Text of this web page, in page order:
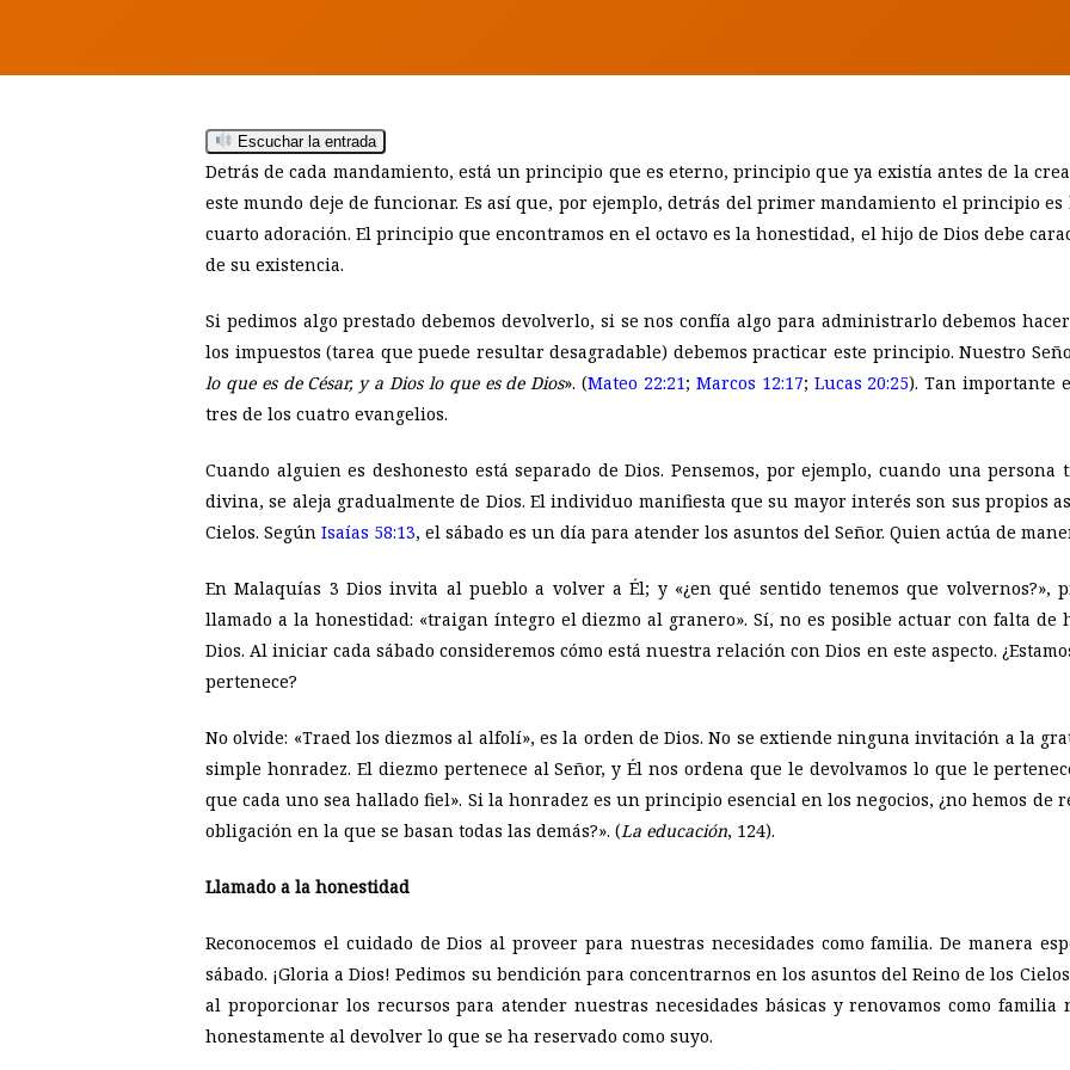
Hit enter to search or ESC to close
Escuchar la entrada
Detrás de cada mandamiento, está un principio que es eterno, principio que ya existía antes de la
este mundo deje de funcionar. Es así que, por ejemplo, detrás del primer mandamiento el principio
cuarto adoración. El principio que encontramos en el octavo es la honestidad, el hijo de Dios debe
de su existencia.
Si pedimos algo prestado debemos devolverlo, si se nos confía algo para administrarlo debemos
los impuestos (tarea que puede resultar desagradable) debemos practicar este principio. Nuestro
lo que es de César, y a Dios lo que es de Dios». (Mateo 22:21; Marcos 12:17; Lucas 20:25). Tan importante
tres de los cuatro evangelios.
Cuando alguien es deshonesto está separado de Dios. Pensemos, por ejemplo, cuando una
divina, se aleja gradualmente de Dios. El individuo manifiesta que su mayor interés son sus propios
Cielos. Según Isaías 58:13, el sábado es un día para atender los asuntos del Señor. Quien actúa de
En Malaquías 3 Dios invita al pueblo a volver a Él; y «¿en qué sentido tenemos que volvernos?»,
llamado a la honestidad: «traigan íntegro el diezmo al granero». Sí, no es posible actuar con falta de
Dios. Al iniciar cada sábado consideremos cómo está nuestra relación con Dios en este aspecto.
pertenece?
No olvide: «Traed los diezmos al alfolí», es la orden de Dios. No se extiende ninguna invitación a la
simple honradez. El diezmo pertenece al Señor, y Él nos ordena que le devolvamos lo que le
que cada uno sea hallado fiel». Si la honradez es un principio esencial en los negocios, ¿no hemos de
obligación en la que se basan todas las demás?». (La educación, 124).
Llamado a la honestidad
Reconocemos el cuidado de Dios al proveer para nuestras necesidades como familia. De manera
sábado. ¡Gloria a Dios! Pedimos su bendición para concentrarnos en los asuntos del Reino de los
al proporcionar los recursos para atender nuestras necesidades básicas y renovamos como familia
honestamente al devolver lo que se ha reservado como suyo.